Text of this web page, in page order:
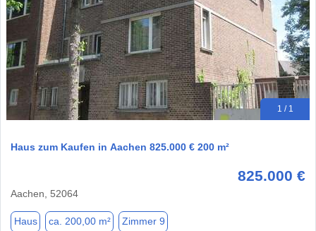
1 / 1
Haus zum Kaufen in Aachen 825.000 € 200 m²
825.000 €
Aachen, 52064
Haus ca. 200,00 m² Zimmer 9